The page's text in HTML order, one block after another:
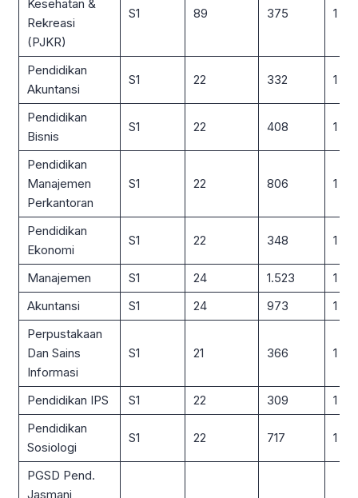
Kesehatan &
Rekreasi
(PJKR)
S1 89 375 1 : 4
Pendidikan
Akuntansi
S1 22 332 1 : 15
Pendidikan
Bisnis
S1 22 408 1 : 19
Pendidikan
Manajemen
Perkantoran
S1 22 806 1 :
Pendidikan
Ekonomi
S1 22 348 1 : 16
Manajemen S1 24 1.523
1 :
Akuntansi
S1 24 973
1 : 41
Perpustakaan
Dan Sains
Informasi
S1 21 366 1 : 17
Pendidikan IPS S1 22 309
1 : 14
Pendidikan
Sosiologi
S1 22 717 1 :
PGSD Pend.
Jasmani